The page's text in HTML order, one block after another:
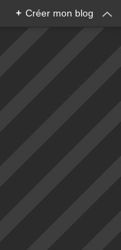
+ Créer mon blog